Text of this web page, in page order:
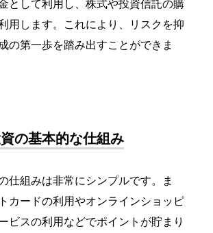
として利用し、株式や投資信託の購
用します。これにより、リスクを抑
の第一歩を踏み出すことができま
の基本的な仕組み
仕組みは非常にシンプルです。ま
カードの利用やオンラインショッピ
ビスの利用などでポイントが貯まり